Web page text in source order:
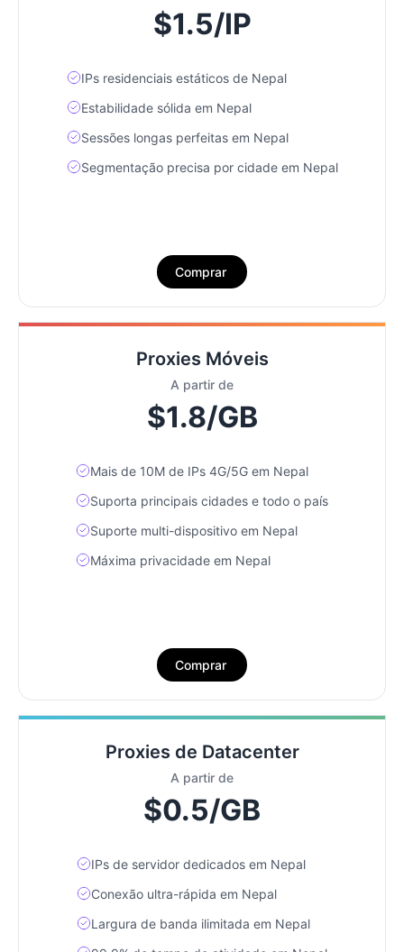
$1.5/IP
IPs residenciais estáticos de Nepal
Estabilidade sólida em Nepal
Sessões longas perfeitas em Nepal
Segmentação precisa por cidade em Nepal
Comprar
Proxies Móveis
A partir de
$1.8/GB
Mais de 10M de IPs 4G/5G em Nepal
Suporta principais cidades e todo o país
Suporte multi-dispositivo em Nepal
Máxima privacidade em Nepal
Comprar
Proxies de Datacenter
A partir de
$0.5/GB
IPs de servidor dedicados em Nepal
Conexão ultra-rápida em Nepal
Largura de banda ilimitada em Nepal